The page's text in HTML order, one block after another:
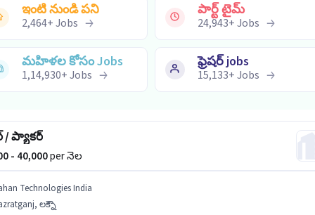
ఇంటి నుండి పని
2,464+Jobs
పార్ట్ టైమ్
24,943+Jobs
మహిళల కోసం Jobs
1,14,930+Jobs
ఫ్రెషర్ jobs
15,133+Jobs
/ ప్యాకర్
- 40,000per నెల
Technologies India
లక్నౌ